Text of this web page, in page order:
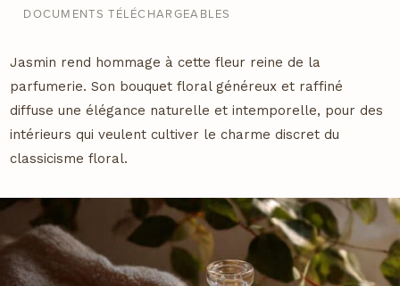
DOCUMENTS TÉLÉCHARGEABLES
Description
Jasmin rend hommage à cette fleur reine de la
parfumerie. Son bouquet floral généreux et raffiné
diffuse une élégance naturelle et intemporelle, pour des
intérieurs qui veulent cultiver le charme discret du
classicisme floral.